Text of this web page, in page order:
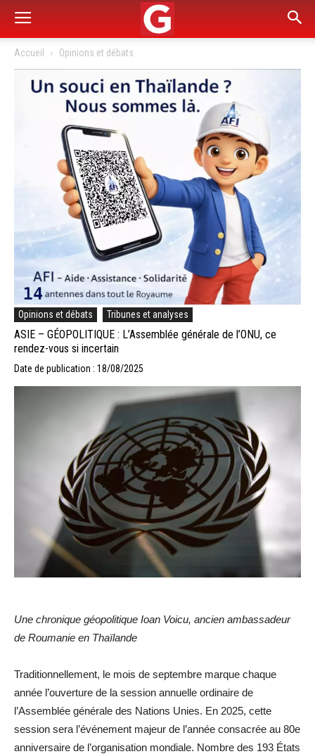
Accueil Opinions et débats
Opinions et débats Tribunes et analyses
ASIE – GÉOPOLITIQUE : L’Assemblée générale de l’ONU, ce
rendez-vous si incertain
Date de publication : 18/08/2025
Une chronique géopolitique Ioan Voicu, ancien ambassadeur
de Roumanie en Thaïlande
Traditionnellement, le mois de septembre marque chaque
année l’ouverture de la session annuelle ordinaire de
l’Assemblée générale des Nations Unies. En 2025, cette
session sera l’événement majeur de l’année consacrée au 80e
anniversaire de l’organisation mondiale. Nombre des 193 États